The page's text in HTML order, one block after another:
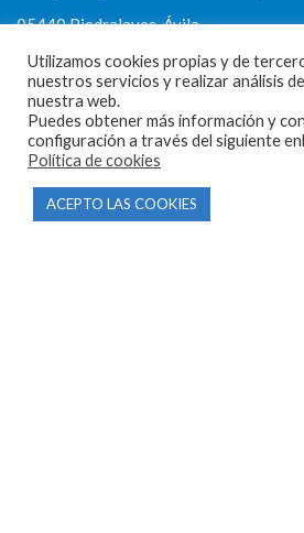
05440 Piedralaves-Ávila
603 57 44 50
info@motorecambiosfldelhierro.com
Síguenos en Facebook
Síguenos en Instagram
Utilizamos cookies propias y de
nuestros servicios y realizar análisis
nuestra web.
Puedes obtener más información y
configuración a través del siguiente
Política de cookies
ACEPTO LAS COOKIES